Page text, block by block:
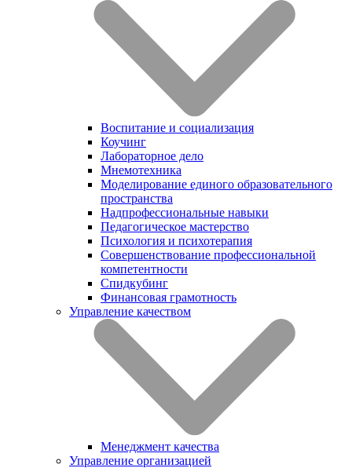
Воспитание и социализация
Коучинг
Лабораторное дело
Мнемотехника
Моделирование единого образовательного
пространства
Надпрофессиональные навыки
Педагогическое мастерство
Психология и психотерапия
Совершенствование профессиональной
компетентности
Спидкубинг
Финансовая грамотность
Управление качеством
Менеджмент качества
Управление организацией